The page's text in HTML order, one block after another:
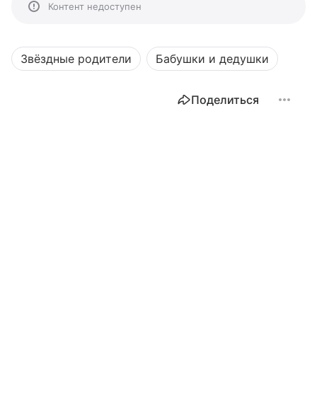
Контент недоступен
Звёздные родители Бабушки и дедушки
Поделиться